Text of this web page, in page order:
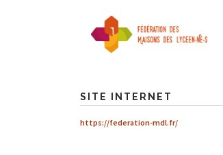
SITE INTERNET
https://federation-mdl.fr/